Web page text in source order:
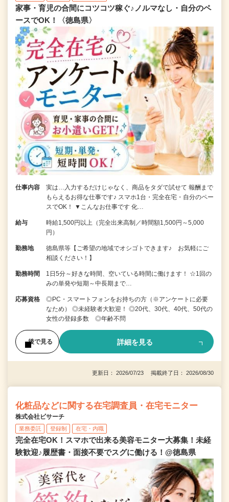
家事・育児の合間にコツコツ稼ぐ♪ノルマなし・自分のペ
ースでOK！〈徳島県〉
仕事内容
実は…入力するだけじゃなく、商品をタダで試せて 報酬まで
もらえるお得な仕事です♪ スマホ1台・完全在宅・自分のペー
スでOK！ ▼こんなお仕事です 化…
給与
時給1,500円以上（完全出来高制／時間額1,500円～5,000
円）
勤務地
徳島県等【ご希望の地域でオシゴトできます♪ お気軽にご
相談ください！】
勤務時間
1日5分～好きな時間、空いている時間に働けます！ ☆1回の
みの単発や短期～中長期まで…
応募資格
◎PC・スマートフォンをお持ちの方（※アンケートに必要
なため） ◎未経験者大歓迎！ ◎20代、30代、40代、50代の
女性の登録多数 ◎年齢不問
後で見る 詳細を見る
更新日： 2026/07/23 掲載終了日： 2026/08/30
化粧品などに関する在宅調査員・在宅モニター
株式会社ビサーチ
業務委託 登録制 在宅・内職
完全在宅OK！スマホで出来る美容モニター大募集！未経
験歓迎♪履歴書・面接不要でスグに働ける！@徳島県